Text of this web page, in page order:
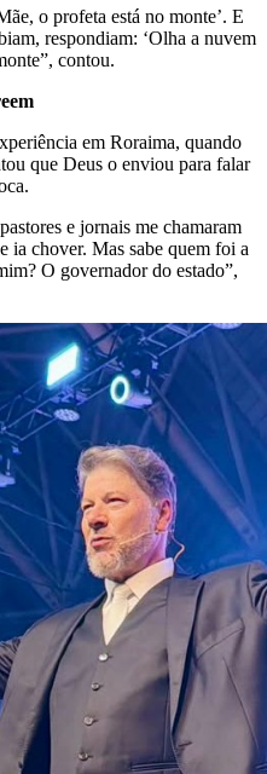
o profeta está no monte’. E
respondiam: ‘Olha a nuvem
contou.
em Roraima, quando
que Deus o enviou para falar
e jornais me chamaram
ia chover. Mas sabe quem foi a
O governador do estado”,